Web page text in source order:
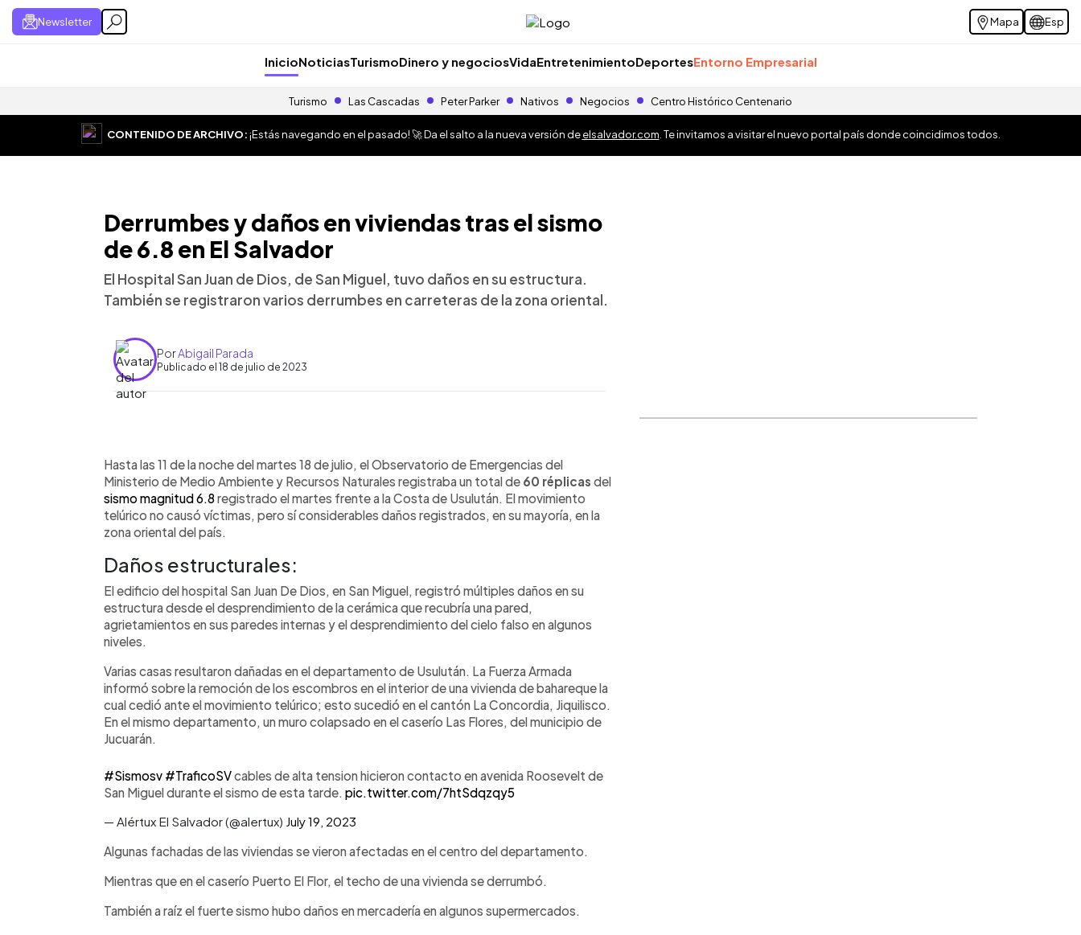
Newsletter Mapa Esp
InicioNoticiasTurismoDinero y negociosVidaEntretenimientoDeportesEntorno Empresarial
Turismo Las Cascadas Peter Parker Nativos Negocios Centro Histórico Centenario
CONTENIDO DE ARCHIVO:¡Estás navegando en el pasado! 🚀 Da el salto a la nueva versión deelsalvador.com . Te invitamos a visitar el nuevo portal país donde coincidimos todos.
Derrumbes y daños en viviendas tras el sismo
de 6.8 en El Salvador
El Hospital San Juan de Dios, de San Miguel, tuvo daños en su estructura.
También se registraron varios derrumbes en carreteras de la zona oriental.
PorAbigail Parada
Publicado el 18 de julio de 2023
► Escuchar artículo
Hasta las 11 de la noche del martes 18 de julio, el Observatorio de Emergencias del
Ministerio de Medio Ambiente y Recursos Naturales registraba un total de 60 réplicas del
sismo magnitud 6.8registrado el martes frente a la Costa de Usulután. El movimiento
telúrico no causó víctimas, pero sí considerables daños registrados, en su mayoría, en la
zona oriental del país.
Daños estructurales:
El edificio del hospital San Juan De Dios, en San Miguel, registró múltiples daños en su
estructura desde el desprendimiento de la cerámica que recubría una pared,
agrietamientos en sus paredes internas y el desprendimiento del cielo falso en algunos
niveles.
Varias casas resultaron dañadas en el departamento de Usulután. La Fuerza Armada
informó sobre la remoción de los escombros en el interior de una vivienda de bahareque la
cual cedió ante el movimiento telúrico; esto sucedió en el cantón La Concordia, Jiquilisco.
En el mismo departamento, un muro colapsado en el caserío Las Flores, del municipio de
Jucuarán.
#Sismosv #TraficoSVcables de alta tension hicieron contacto en avenida Roosevelt de
San Miguel durante el sismo de esta tarde. pic.twitter.com/7htSdqzqy5
— Alértux El Salvador (@alertux) July 19, 2023
Algunas fachadas de las viviendas se vieron afectadas en el centro del departamento.
Mientras que en el caserío Puerto El Flor, el techo de una vivienda se derrumbó.
También a raíz el fuerte sismo hubo daños en mercadería en algunos supermercados.